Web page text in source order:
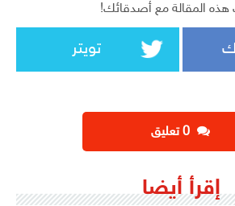
المقالة مع أصدقائك!
تويتر
إقرأ أيضا